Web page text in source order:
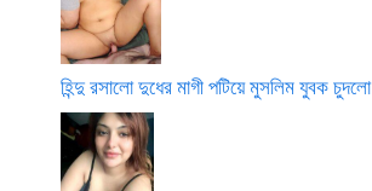
হিন্দু রসালো দুধের মাগী পটিয়ে মুসলিম যুবক চুদলো